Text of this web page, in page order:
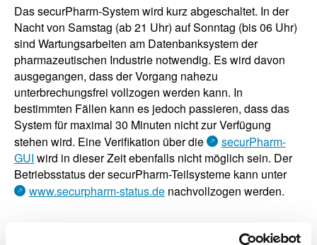
zur
Suche
Das securPharm-System wird kurz abgeschaltet. In der
Nacht von Samstag (ab 21 Uhr) auf Sonntag (bis 06 Uhr)
sind Wartungsarbeiten am Datenbanksystem der
pharmazeutischen Industrie notwendig. Es wird davon
ausgegangen, dass der Vorgang nahezu
unterbrechungsfrei vollzogen werden kann. In
bestimmten Fällen kann es jedoch passieren, dass das
System für maximal 30 Minuten nicht zur Verfügung
stehen wird. Eine Verifikation über die
securPharm-
GUI wird in dieser Zeit ebenfalls nicht möglich sein. Der
Betriebsstatus der securPharm-Teilsysteme kann unter
www.securpharm-status.denachvollzogen werden.